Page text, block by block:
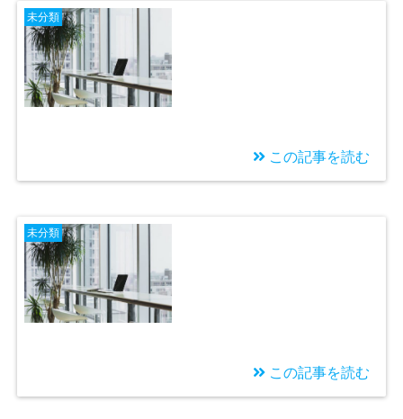
限界になる前に試して
ほしいアプローチ
未分類
社で嫌なことがあった
時に取るべき行動と
は?
この記事を読む
未分類
この記事を読む